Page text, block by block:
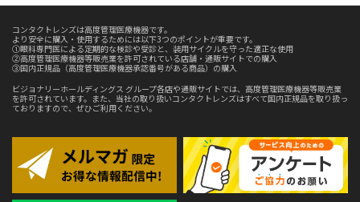
コンタクトレンズは高度管理医療機器です。
より安全に購入・使用するためには以下3つのポイントが重要です。
①眼科専門医による定期的な検診や受診と、装用サイクルを守った適正な使用
②高度管理医療機器等販売業を許可されている店舗・通販サイトでの購入
③国内正規品（高度管理医療機器承認番号がある商品）の購入
ビジョナリーホールディングス グループ各店や通販サイトでは、高度管理医療機器等販売業
を許可されています。また、当社の取り扱いコンタクトレンズはすべて国内正規品を取り扱っ
ておりますので、ぜひご利用ください。